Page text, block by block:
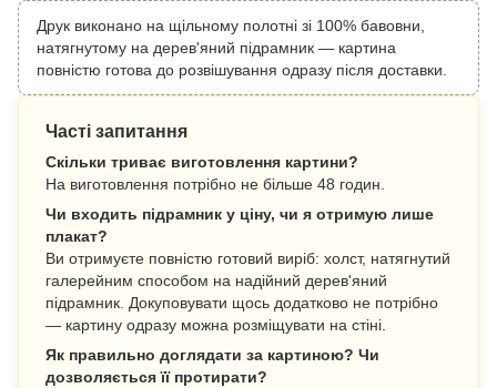
Друк виконано на щільному полотні зі 100% бавовни,
натягнутому на дерев'яний підрамник — картина
повністю готова до розвішування одразу після доставки.
Часті запитання
Скільки триває виготовлення картини?
На виготовлення потрібно не більше 48 годин.
Чи входить підрамник у ціну, чи я отримую лише
плакат?
Ви отримуєте повністю готовий виріб: холст, натягнутий
галерейним способом на надійний дерев'яний
підрамник. Докуповувати щось додатково не потрібно
— картину одразу можна розміщувати на стіні.
Як правильно доглядати за картиною? Чи
дозволяється її протирати?